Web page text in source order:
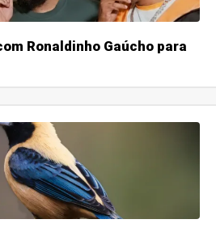
Ronaldinho Gaúcho para